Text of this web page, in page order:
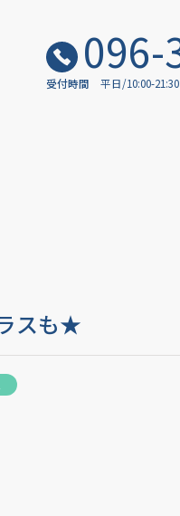
096-
受付時間 平日/10:00-21:30
スも★